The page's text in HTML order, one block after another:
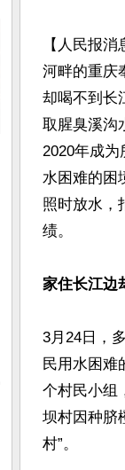
【人民报
河畔的重庆
却喝不到长
取腥臭溪沟
2020年成为
水困难的困
照时放水，
绩。
家住长江边
3月24日，
民用水困难
个村民小组
坝村因种脐
村”。